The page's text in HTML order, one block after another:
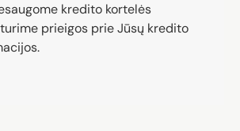
kredito kortelės
prieigos prie Jūsų kredito